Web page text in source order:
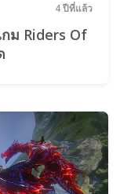
4 ปีที่แล้ว
กม Riders Of